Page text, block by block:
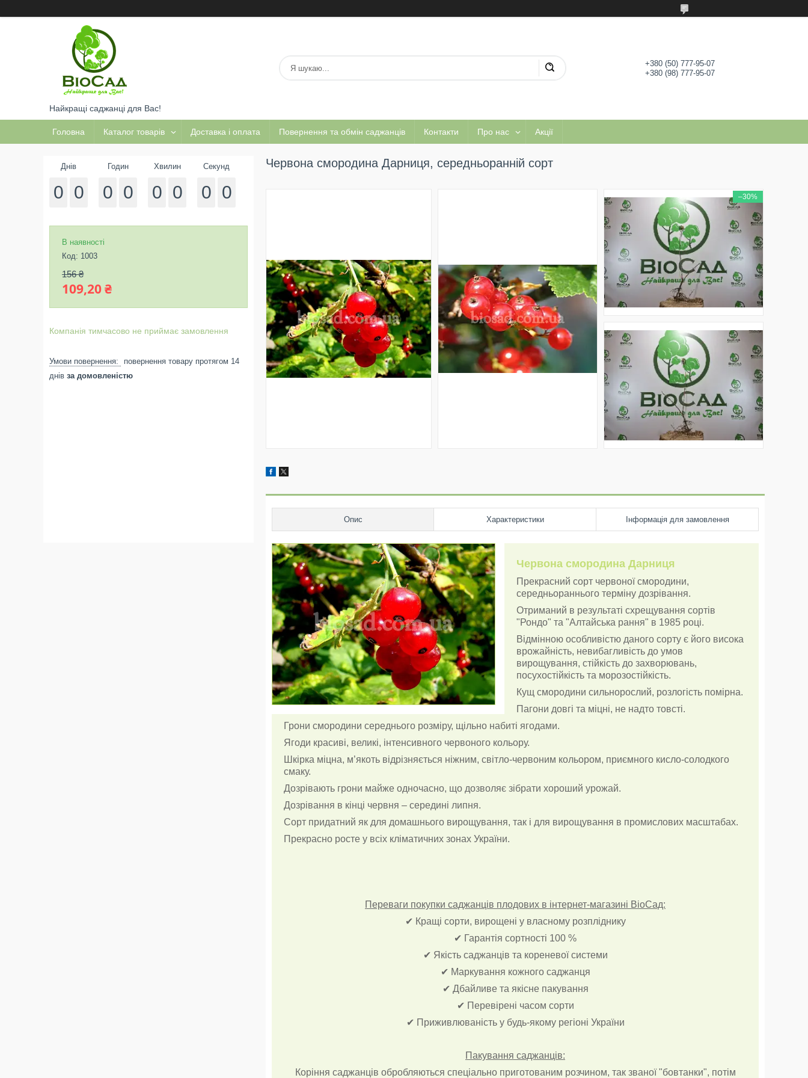
Найкращі саджанці для Вас!
+380 (50) 777-95-07
+380 (98) 777-95-07
Головна Каталог товарів Доставка і оплата Повернення та обмін саджанців Контакти Про нас Акції
Червона смородина Дарниця, середньоранній сорт
–30%
Опис Характеристики Інформація для замовлення
Червона смородина Дарниця
Прекрасний сорт червоної смородини,
середньораннього терміну дозрівання.
Отриманий в результаті схрещування сортів
"Рондо" та "Алтайська рання" в 1985 році.
Відмінною особливістю даного сорту є його висока
врожайність, невибагливість до умов
вирощування, стійкість до захворювань,
посухостійкість та морозостійкість.
Кущ смородини сильнорослий, розлогість помірна.
Пагони довгі та міцні, не надто товсті.
Грони смородини середнього розміру, щільно набиті ягодами.
Ягоди красиві, великі, інтенсивного червоного кольору.
Шкірка міцна, м’якоть відрізняється ніжним, світло-червоним кольором, приємного кисло-солодкого
смаку.
Дозрівають грони майже одночасно, що дозволяє зібрати хороший урожай.
Дозрівання в кінці червня – середині липня.
Сорт придатний як для домашнього вирощування, так і для вирощування в промислових масштабах.
Прекрасно росте у всіх кліматичних зонах України.
Переваги покупки саджанців плодових в інтернет-магазині ВіоСад:
✔ Кращі сорти, вирощені у власному розпліднику
✔ Гарантія сортності 100 %
✔ Якість саджанців та кореневої системи
✔ Маркування кожного саджанця
✔ Дбайливе та якісне пакування
✔ Перевірені часом сорти
✔ Приживлюваність у будь-якому регіоні України
Пакування саджанців:
Коріння саджанців обробляються спеціально приготованим розчином, так званої "бовтанки", потім
Днів
0 0
Годин
0 0
Хвилин
0 0
Секунд
0 0
В наявності
Код: 1003
156 ₴
109,20 ₴
Компанія тимчасово не приймає замовлення
повернення товару протягом 14
днів за домовленістю